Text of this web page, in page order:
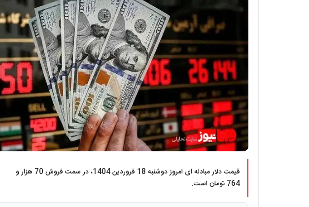
قیمت دلار مبادله‌ ای امروز دوشنبه 18 فروردین 1404، در سمت فروش 70 هزار و
764 تومان است.